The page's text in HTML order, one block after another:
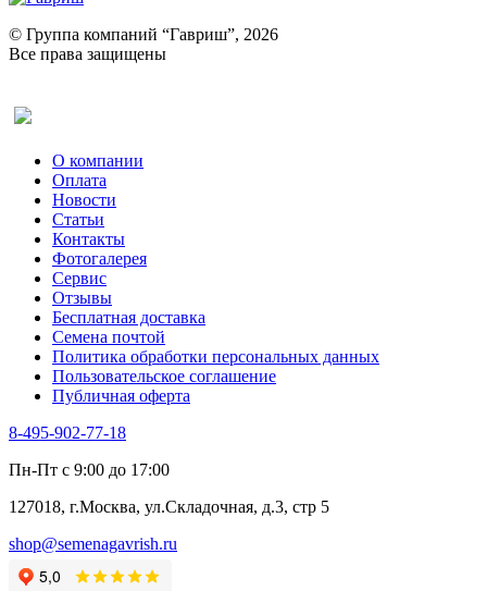
Ревень
Рукола
Рута
Тмин
Трава для чая
Туласи
Укроп
Фенхель пряный
Хризантема овощная
Цикорий пряный
Цикорий салатный (Витлуф)
Черемша
Шпинат
Щавель
Эндивий
Эстрагон
Алтей
Бессмертник
Валериана
Валерианелла
Гибискус лекарственный
Девясил
© Группа компаний “Гавриш”, 2026
Все права защищены
О компании
Оплата
Новости
Статьи
Контакты
Фотогалерея​
Сервис
Отзывы
Бесплатная доставка
Семена почтой
Политика обработки персональных данных
Пользовательское соглашение
Публичная оферта
8-495-902-77-18
Пн-Пт с 9:00 до 17:00
127018, г.Москва, ул.Складочная, д.3, стр 5
shop@semenagavrish.ru